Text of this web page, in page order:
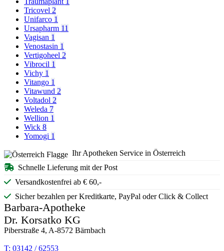
Tricovel 2
Unifarco 1
Ursapharm 11
Vagisan 1
Venostasin 1
Vertigoheel 2
Vibrocil 1
Vichy 1
Vitango 1
Vitawund 2
Voltadol 2
Weleda 7
Wellion 1
Wick 8
Yomogi 1
Ihr Apotheken Service in Österreich
Schnelle Lieferung mit der Post
Versandkostenfrei ab € 60,-
Sicher bezahlen per Kreditkarte, PayPal oder Click & Collect
Barbara-Apotheke
Dr. Korsatko KG
Piberstraße 4, A-8572 Bärnbach
T: 03142 / 62553